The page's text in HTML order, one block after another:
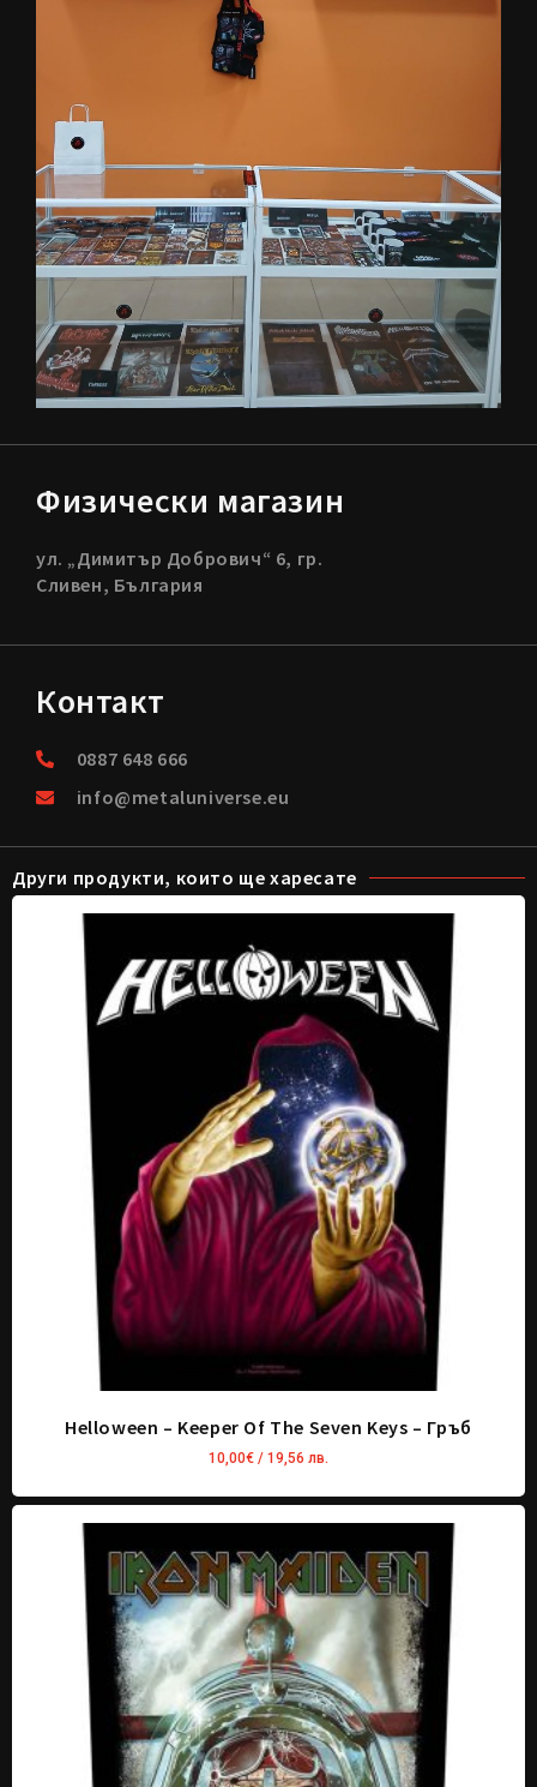
Физически магазин
ул. „Димитър Добрович“ 6, гр.
Сливен, България
Контакт
0887 648 666
info@metaluniverse.eu
Други продукти, които ще харесате
Helloween – Keeper Of The Seven Keys – Гръб
10,00€ / 19,56 лв.